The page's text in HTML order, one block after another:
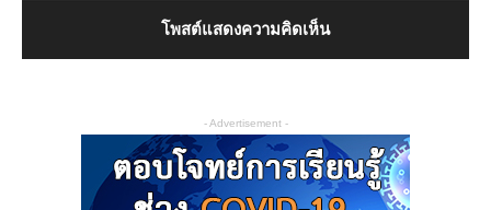
- Advertisement -